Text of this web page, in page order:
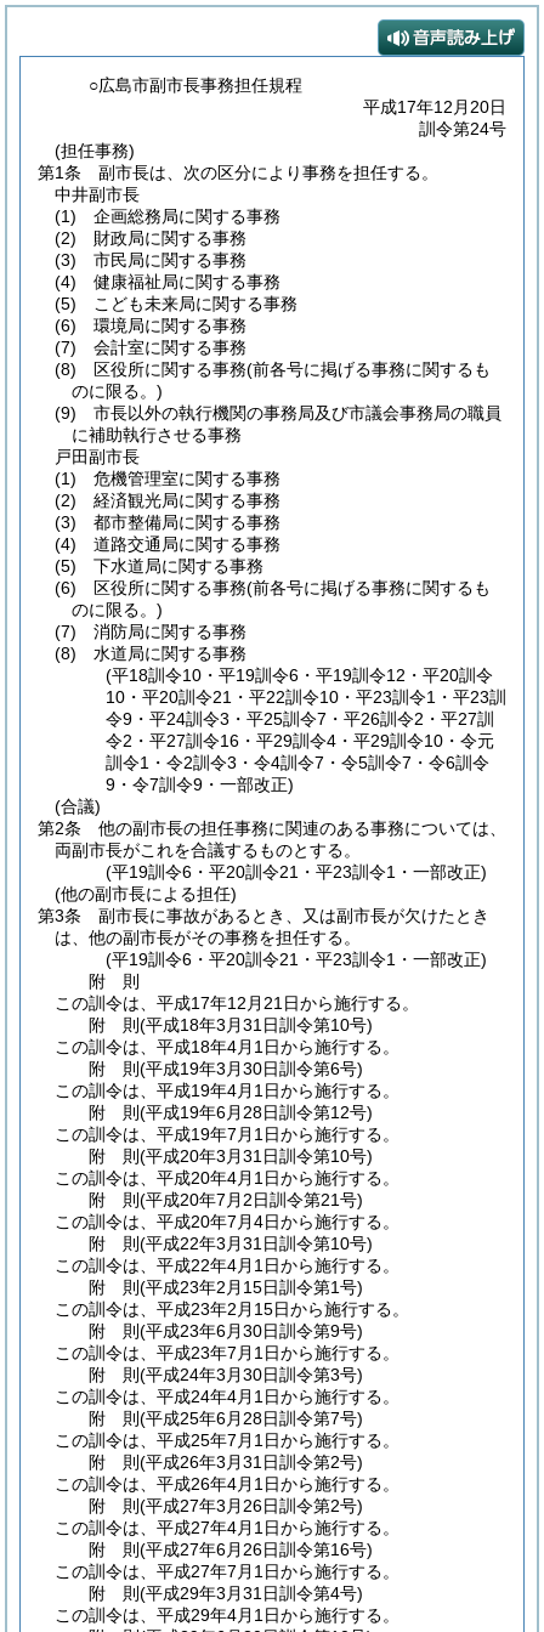
○広島市副市長事務担任規程
平成17年12月20日
訓令第24号
(担任事務)
第1条
副市長は、次の区分により事務を担任する。
中井副市長
(1) 企画総務局に関する事務
(2) 財政局に関する事務
(3) 市民局に関する事務
(4) 健康福祉局に関する事務
(5) こども未来局に関する事務
(6) 環境局に関する事務
(7) 会計室に関する事務
(8) 区役所に関する事務(前各号に掲げる事務に関するも
のに限る。)
(9) 市長以外の執行機関の事務局及び市議会事務局の職員
に補助執行させる事務
戸田副市長
(1) 危機管理室に関する事務
(2) 経済観光局に関する事務
(3) 都市整備局に関する事務
(4) 道路交通局に関する事務
(5) 下水道局に関する事務
(6) 区役所に関する事務(前各号に掲げる事務に関するも
のに限る。)
(7) 消防局に関する事務
(8) 水道局に関する事務
(平18訓令10・平19訓令6・平19訓令12・平20訓令
10・平20訓令21・平22訓令10・平23訓令1・平23訓
令9・平24訓令3・平25訓令7・平26訓令2・平27訓
令2・平27訓令16・平29訓令4・平29訓令10・令元
訓令1・令2訓令3・令4訓令7・令5訓令7・令6訓令
9・令7訓令9・一部改正)
(合議)
第2条
他の副市長の担任事務に関連のある事務については、
両副市長がこれを合議するものとする。
(平19訓令6・平20訓令21・平23訓令1・一部改正)
(他の副市長による担任)
第3条
副市長に事故があるとき、又は副市長が欠けたとき
は、他の副市長がその事務を担任する。
(平19訓令6・平20訓令21・平23訓令1・一部改正)
附 則
この訓令は、平成17年12月21日から施行する。
附 則(平成18年3月31日訓令第10号)
この訓令は、平成18年4月1日から施行する。
附 則(平成19年3月30日訓令第6号)
この訓令は、平成19年4月1日から施行する。
附 則(平成19年6月28日訓令第12号)
この訓令は、平成19年7月1日から施行する。
附 則(平成20年3月31日訓令第10号)
この訓令は、平成20年4月1日から施行する。
附 則(平成20年7月2日訓令第21号)
この訓令は、平成20年7月4日から施行する。
附 則(平成22年3月31日訓令第10号)
この訓令は、平成22年4月1日から施行する。
附 則(平成23年2月15日訓令第1号)
この訓令は、平成23年2月15日から施行する。
附 則(平成23年6月30日訓令第9号)
この訓令は、平成23年7月1日から施行する。
附 則(平成24年3月30日訓令第3号)
この訓令は、平成24年4月1日から施行する。
附 則(平成25年6月28日訓令第7号)
この訓令は、平成25年7月1日から施行する。
附 則(平成26年3月31日訓令第2号)
この訓令は、平成26年4月1日から施行する。
附 則(平成27年3月26日訓令第2号)
この訓令は、平成27年4月1日から施行する。
附 則(平成27年6月26日訓令第16号)
この訓令は、平成27年7月1日から施行する。
附 則(平成29年3月31日訓令第4号)
この訓令は、平成29年4月1日から施行する。